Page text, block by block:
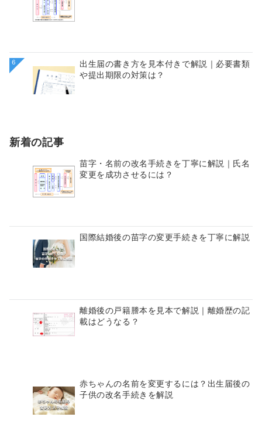
6
出生届の書き方を見本付きで解説｜必要書類
や提出期限の対策は？
新着の記事
苗字・名前の改名手続きを丁寧に解説｜氏名
変更を成功させるには？
国際結婚後の苗字の変更手続きを丁寧に解説
離婚後の戸籍謄本を見本で解説｜離婚歴の記
載はどうなる？
赤ちゃんの名前を変更するには？出生届後の
子供の改名手続きを解説